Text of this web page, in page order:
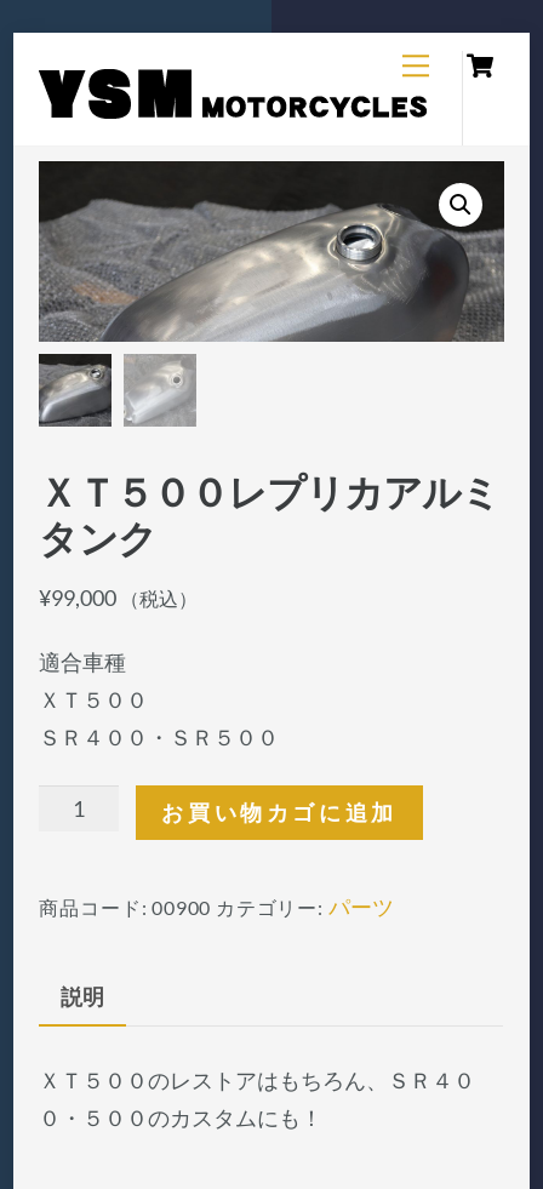
content
Menu
ＸＴ５００レプリカアルミ
タンク
¥99,000 （税込）
適合車種
ＸＴ５００
ＳＲ４００・ＳＲ５００
０
プ
お買い物カゴに追加
商品コード:00900 カテゴリー: パーツ
説明
ＸＴ５００のレストアはもちろん、ＳＲ４０
０・５００のカスタムにも！